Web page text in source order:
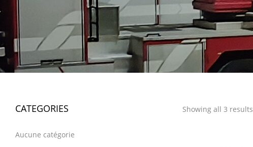
CATEGORIES
Aucune catégorie
Showing all 3 results